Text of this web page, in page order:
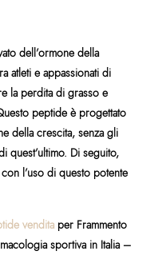
dell’ormone della
atleti e appassionati di
la perdita di grasso e
peptide è progettato
della crescita, senza gli
quest’ultimo. Di seguito,
l’uso di questo potente
venditaper Frammento
sportiva in Italia –